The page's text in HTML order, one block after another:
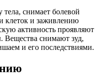
тела, снимает болевой
клеток и заживлению
активность проявляют
Вещества снимают зуд,
и его последствиями.